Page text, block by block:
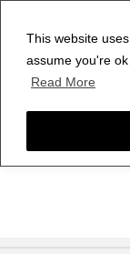
This website
assume you're
Read More